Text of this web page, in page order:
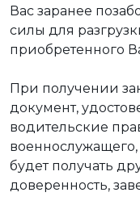
Вас заранее
силы для
приобретенного
При получении
документ,
водительские
военнослужащего,
будет получать
доверенность,